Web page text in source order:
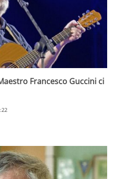
Francesco Guccini ci